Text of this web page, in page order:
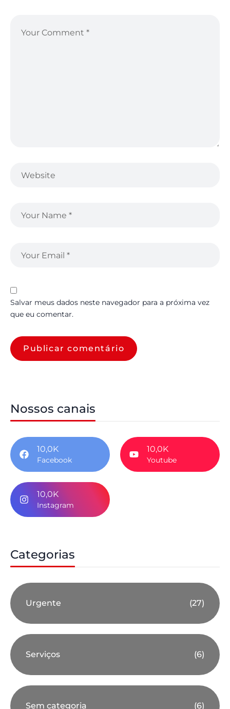
Salvar meus dados neste navegador para a próxima vez
que eu comentar.
Nossos canais
10,0K
Facebook
10,0K
Youtube
10,0K
Instagram
Categorias
Urgente (27)
Serviços (6)
Sem categoria (6)